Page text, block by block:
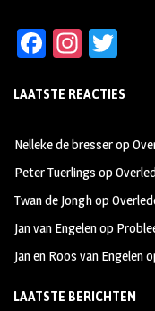
Fa
b
oo
k
In
ag
m
tt
LAATSTE REACTIES
Nelleke de bresserop
Peter Tuerlings op
Twan de Jonghop
Jan van Engelenop
Jan en Roos van Engelen
LAATSTE BERICHTEN